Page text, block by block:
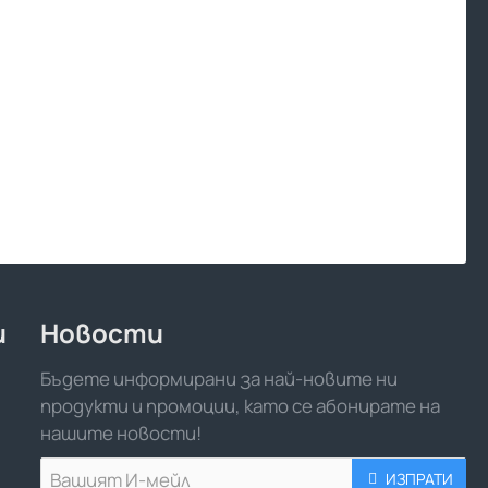
Новости
Бъдете информирани за най-новите ни
продукти и промоции, като се абонирате на
нашите новости!
Вашият
ИЗПРАТИ